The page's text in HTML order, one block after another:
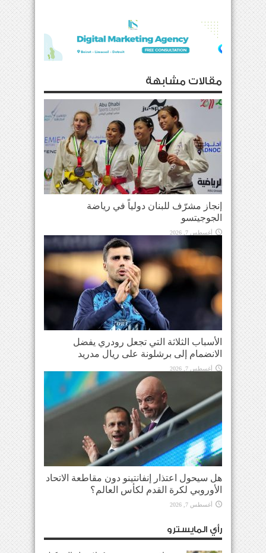
مقالات مشابهة
إنجاز مشرّف للبنان دولياً في رياضة
الجوجيتسو
أغسطس 7, 2026
الأسباب الثلاثة التي تجعل رودري يفضل
الانضمام إلى برشلونة على ريال مدريد
أغسطس 7, 2026
هل سيحول اعتذار إنفانتينو دون مقاطعة الاتحاد
الأوروبي لكرة القدم لكأس العالم؟
أغسطس 7, 2026
رأي المايسترو